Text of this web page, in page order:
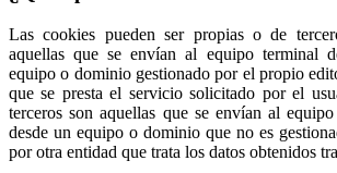
Las cookies pueden ser propias o de
aquellas que se envían al equipo terminal
equipo o dominio gestionado por el propio
que se presta el servicio solicitado por el
terceros son aquellas que se envían al
desde un equipo o dominio que no es
por otra entidad que trata los datos obtenidos